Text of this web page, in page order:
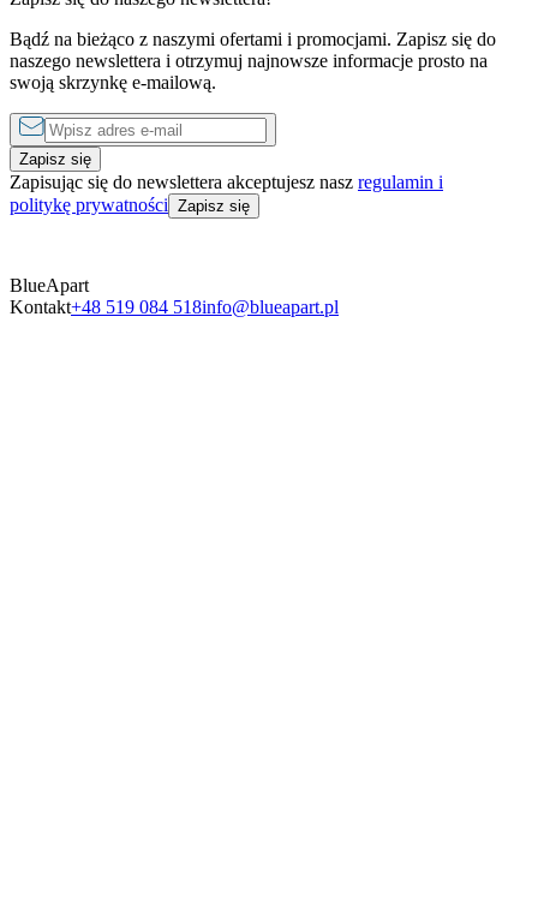
Bądź na bieżąco z naszymi ofertami i promocjami. Zapisz się do
naszego newslettera i otrzymuj najnowsze informacje prosto na
swoją skrzynkę e-mailową.
Zapisz się
Zapisując się do newslettera akceptujesz nasz regulamin i
politykę prywatności Zapisz się
BlueApart
Kontakt+48 519 084 518info@blueapart.pl